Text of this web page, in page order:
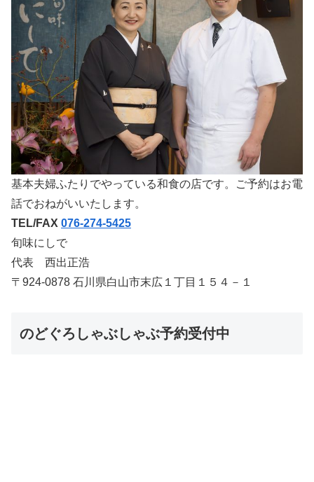
基本夫婦ふたりでやっている和食の店です。ご予約はお電
話でおねがいいたします。
TEL/FAX 076-274-5425
旬味にしで
代表 西出正浩
〒924-0878 石川県白山市末広１丁目１５４－１
のどぐろしゃぶしゃぶ予約受付中